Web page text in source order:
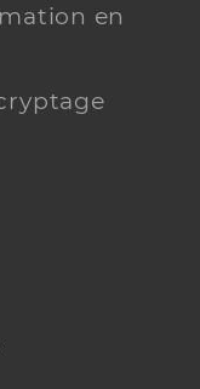
en